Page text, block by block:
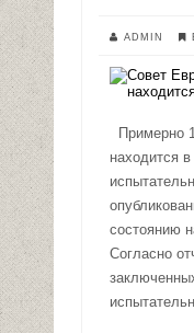
ADMIN
Примерно
находится
состоянию
Согласно